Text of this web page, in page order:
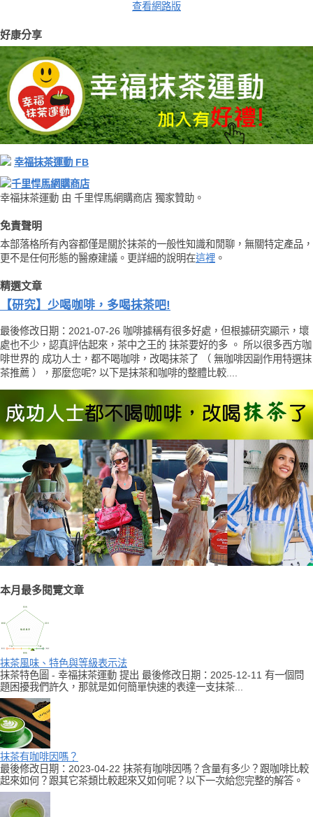
查看網路版
好康分享
幸福抹茶運動 FB
千里悍馬網購商店
幸福抹茶運動 由 千里悍馬網購商店 獨家贊助。
免責聲明
本部落格所有內容都僅是關於抹茶的一般性知識和閒聊，無關特定產品，
更不是任何形態的醫療建議。更詳細的說明在這裡 。
精選文章
【研究】少喝咖啡，多喝抹茶吧!
最後修改日期：2021-07-26 咖啡據稱有很多好處，但根據研究顯示，壞
處也不少，認真評估起來，茶中之王的 抹茶要好的多 。 所以很多西方咖
啡世界的 成功人士，都不喝咖啡，改喝抹茶了 （ 無咖啡因副作用特選抹
茶推薦 ），那麼您呢? 以下是抹茶和咖啡的整體比較....
本月最多閱覽文章
抹茶風味、特色與等級表示法
抹茶特色圖 - 幸福抹茶運動 提出 最後修改日期：2025-12-11 有一個問
題困擾我們許久，那就是如何簡單快速的表達一支抹茶...
抹茶有咖啡因嗎？
最後修改日期：2023-04-22 抹茶有咖啡因嗎？含量有多少？跟咖啡比較
起來如何？跟其它茶類比較起來又如何呢？以下一次給您完整的解答。